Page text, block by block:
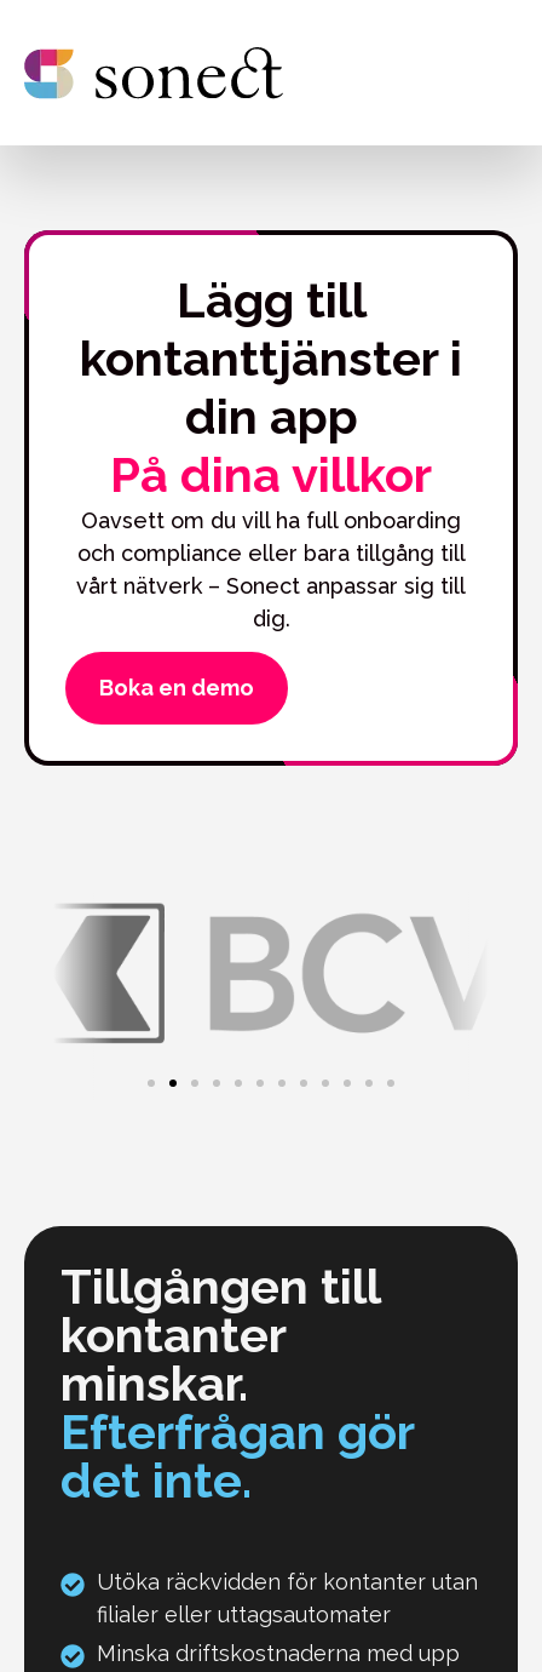
Lägg till
kontanttjänster i
din app
På dina villkor
Oavsett om du vill ha full onboarding
och compliance eller bara tillgång till
vårt nätverk – Sonect anpassar sig till
dig.
Boka en demo
Tillgången till
kontanter
minskar.
Efterfrågan gör
det inte.
Utöka räckvidden för kontanter utan
filialer eller uttagsautomater
Minska driftskostnaderna med upp